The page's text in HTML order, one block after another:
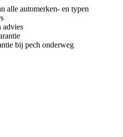
alle automerken- en typen
advies
bij pech onderweg